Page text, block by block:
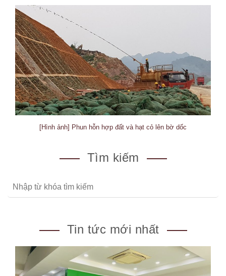
[Hình ảnh] Phun hỗn hợp đất và hạt cỏ lên bờ dốc
Tìm kiếm
Tin tức mới nhất